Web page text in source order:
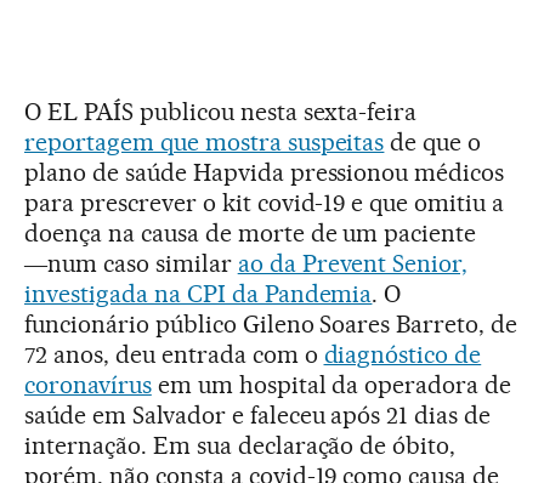
O EL PAÍS publicou nesta sexta-feira
reportagem que mostra suspeitas de que o
plano de saúde Hapvida pressionou médicos
para prescrever o kit covid-19 e que omitiu a
doença na causa de morte de um paciente
―num caso similar ao da Prevent Senior,
investigada na CPI da Pandemia. O
funcionário público Gileno Soares Barreto, de
72 anos, deu entrada com o diagnóstico de
coronavírusem um hospital da operadora de
saúde em Salvador e faleceu após 21 dias de
internação. Em sua declaração de óbito,
porém, não consta a covid-19 como causa de